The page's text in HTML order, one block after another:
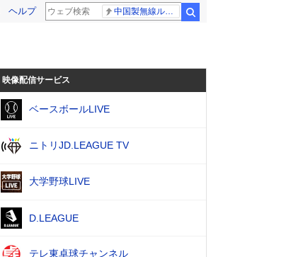
ヘルプ
映像配信サービス
ベースボールLIVE
ニトリJD.LEAGUE TV
大学野球LIVE
D.LEAGUE
テレ東卓球チャンネル